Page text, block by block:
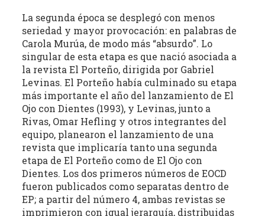
La segunda época se desplegó con menos
seriedad y mayor provocación: en palabras de
Carola Murúa, de modo más “absurdo”. Lo
singular de esta etapa es que nació asociada a
la revista El Porteño, dirigida por Gabriel
Levinas. El Porteño había culminado su etapa
más importante el año del lanzamiento de El
Ojo con Dientes (1993), y Levinas, junto a
Rivas, Omar Hefling y otros integrantes del
equipo, planearon el lanzamiento de una
revista que implicaría tanto una segunda
etapa de El Porteño como de El Ojo con
Dientes. Los dos primeros números de EOCD
fueron publicados como separatas dentro de
EP; a partir del número 4, ambas revistas se
imprimieron con igual jerarquía, distribuidas